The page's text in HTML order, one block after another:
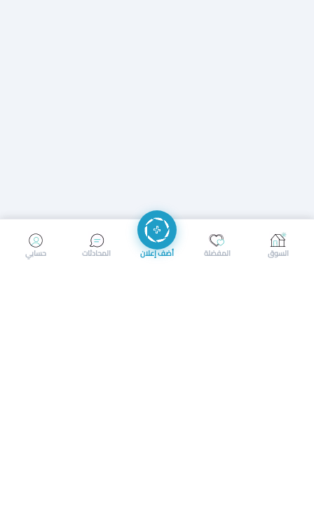
إرسال رسالة إجراء مكالمة
حسابي المحادثات أضف إعلان المفضلة السوق